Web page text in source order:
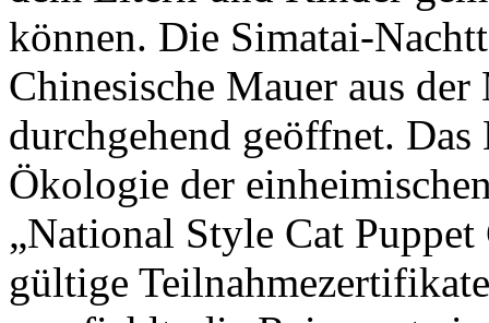
können. Die Simatai-
Chinesische Mauer aus
durchgehend geöffnet.
Ökologie der
„National Style Cat
gültige